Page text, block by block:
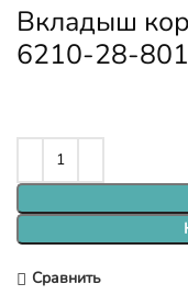
Вкладыш
6210-28-
Сравнить